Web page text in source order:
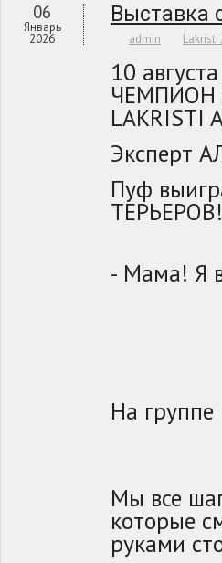
06
Январь
2026
Выставка
admin Lakristi
10
ЧЕМПИОН
LAKRISTI
Эксперт
Пуф
- Мама! Я
На группе
Мы все
которые
руками